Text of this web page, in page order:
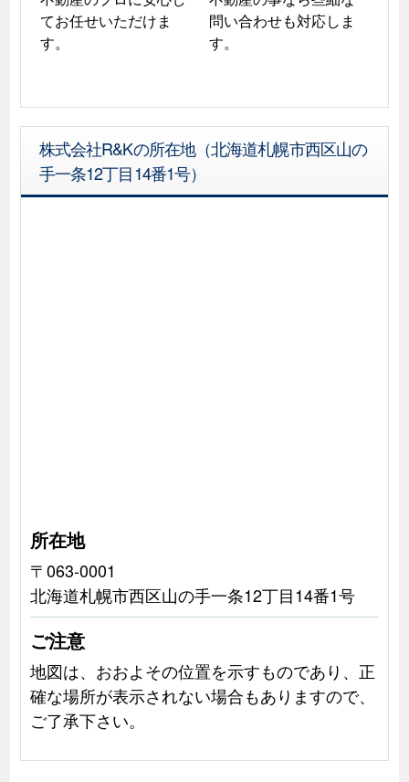
てお任せいただけま
す。
問い合わせも対応しま
株式会社R&Kの所在地（北海道札幌市西区山の
手一条12丁目14番1号）
所在地
〒063-0001
北海道札幌市西区山の手一条12丁目14番1号
ご注意
地図は、おおよその位置を示すものであり、正
確な場所が表示されない場合もありますので、
ご了承下さい。